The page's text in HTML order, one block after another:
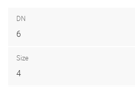
DN
6
Size
4